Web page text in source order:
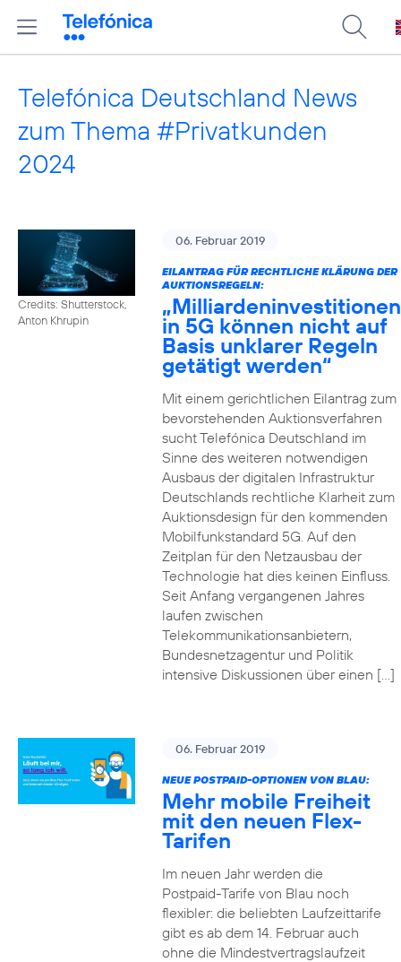
Telefónica Deutschland News
zum Thema #Privatkunden
2024
Credits: Shutterstock,
Anton Khrupin
06. Februar 2019
EILANTRAG FÜR RECHTLICHE KLÄRUNG DER
AUKTIONSREGELN:
„Milliardeninvestitionen
in 5G können nicht auf
Basis unklarer Regeln
getätigt werden“
Mit einem gerichtlichen Eilantrag zum
bevorstehenden Auktionsverfahren
sucht Telefónica Deutschland im
Sinne des weiteren notwendigen
Ausbaus der digitalen Infrastruktur
Deutschlands rechtliche Klarheit zum
Auktionsdesign für den kommenden
Mobilfunkstandard 5G. Auf den
Zeitplan für den Netzausbau der
Technologie hat dies keinen Einfluss.
Seit Anfang vergangenen Jahres
laufen zwischen
Telekommunikationsanbietern,
Bundesnetzagentur und Politik
intensive Diskussionen über einen […]
06. Februar 2019
NEUE POSTPAID-OPTIONEN VON BLAU:
Mehr mobile Freiheit
mit den neuen Flex-
Tarifen
Im neuen Jahr werden die
Postpaid-Tarife von Blau noch
flexibler: die beliebten Laufzeittarife
gibt es ab dem 14. Februar auch
ohne die Mindestvertragslaufzeit